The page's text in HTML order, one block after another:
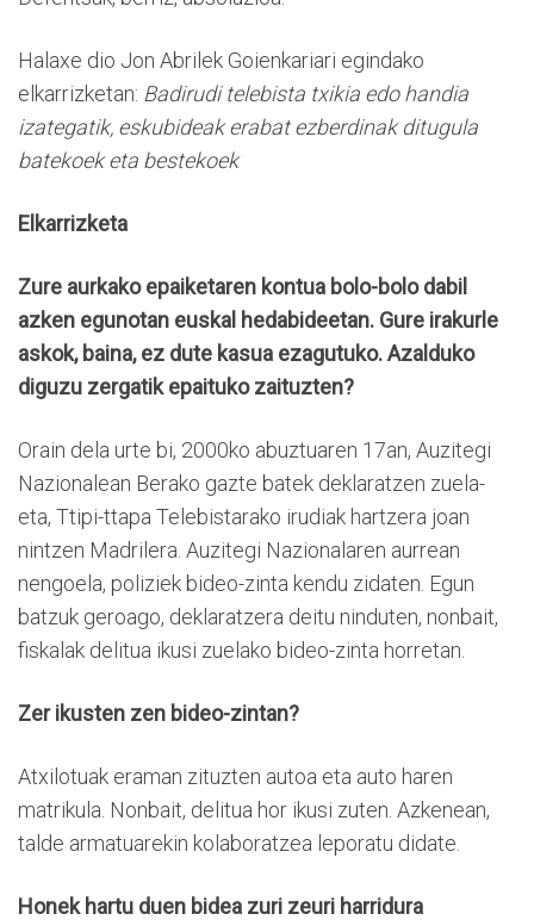
Halaxe dio Jon Abrilek Goienkariari egindako
elkarrizketan: Badirudi telebista txikia edo handia
izategatik, eskubideak erabat ezberdinak ditugula
batekoek eta bestekoek
Elkarrizketa
Zure aurkako epaiketaren kontua bolo-bolo dabil
azken egunotan euskal hedabideetan. Gure irakurle
askok, baina, ez dute kasua ezagutuko. Azalduko
diguzu zergatik epaituko zaituzten?
Orain dela urte bi, 2000ko abuztuaren 17an, Auzitegi
Nazionalean Berako gazte batek deklaratzen zuela-
eta, Ttipi-ttapa Telebistarako irudiak hartzera joan
nintzen Madrilera. Auzitegi Nazionalaren aurrean
nengoela, poliziek bideo-zinta kendu zidaten. Egun
batzuk geroago, deklaratzera deitu ninduten, nonbait,
fiskalak delitua ikusi zuelako bideo-zinta horretan.
Zer ikusten zen bideo-zintan?
Atxilotuak eraman zituzten autoa eta auto haren
matrikula. Nonbait, delitua hor ikusi zuten. Azkenean,
talde armatuarekin kolaboratzea leporatu didate.
Honek hartu duen bidea zuri zeuri harridura